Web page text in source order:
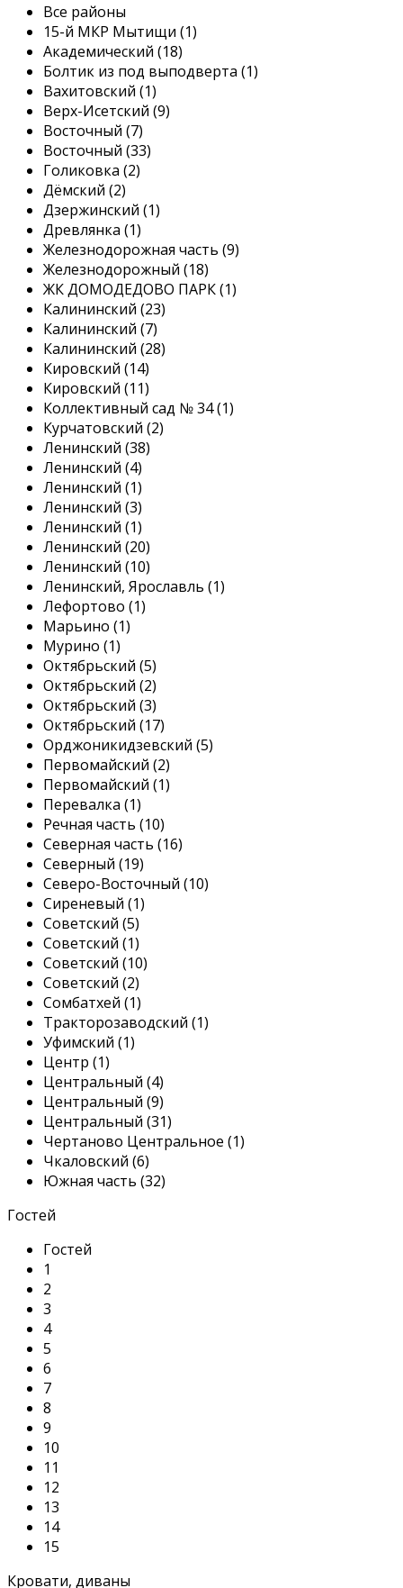
Все районы
15-й МКР Мытищи (1)
Академический (18)
Болтик из под выподверта (1)
Вахитовский (1)
Верх-Исетский (9)
Восточный (7)
Восточный (33)
Голиковка (2)
Дëмский (2)
Дзержинский (1)
Древлянка (1)
Железнодорожная часть (9)
Железнодорожный (18)
ЖК ДОМОДЕДОВО ПАРК (1)
Калининский (23)
Калининский (7)
Калининский (28)
Кировский (14)
Кировский (11)
Коллективный сад № 34 (1)
Курчатовский (2)
Ленинский (38)
Ленинский (4)
Ленинский (1)
Ленинский (3)
Ленинский (1)
Ленинский (20)
Ленинский (10)
Ленинский, Ярославль (1)
Лефортово (1)
Марьино (1)
Мурино (1)
Октябрьский (5)
Октябрьский (2)
Октябрьский (3)
Октябрьский (17)
Орджоникидзевский (5)
Первомайский (2)
Первомайский (1)
Перевалка (1)
Речная часть (10)
Северная часть (16)
Северный (19)
Северо-Восточный (10)
Сиреневый (1)
Советский (5)
Советский (1)
Советский (10)
Советский (2)
Сомбатхей (1)
Тракторозаводский (1)
Уфимский (1)
Центр (1)
Центральный (4)
Центральный (9)
Центральный (31)
Чертаново Центральное (1)
Чкаловский (6)
Южная часть (32)
Гостей
Гостей
1
2
3
4
5
6
7
8
9
10
11
12
13
14
15
Кровати, диваны